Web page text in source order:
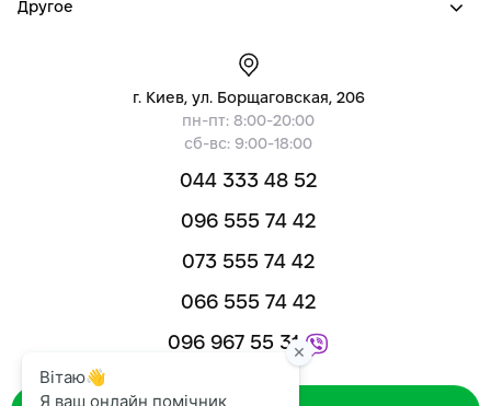
Другое
г. Киев, ул. Борщаговская, 206
пн-пт: 8:00-20:00
сб-вс: 9:00-18:00
044 333 48 52
096 555 74 42
073 555 74 42
066 555 74 42
096 967 55 31